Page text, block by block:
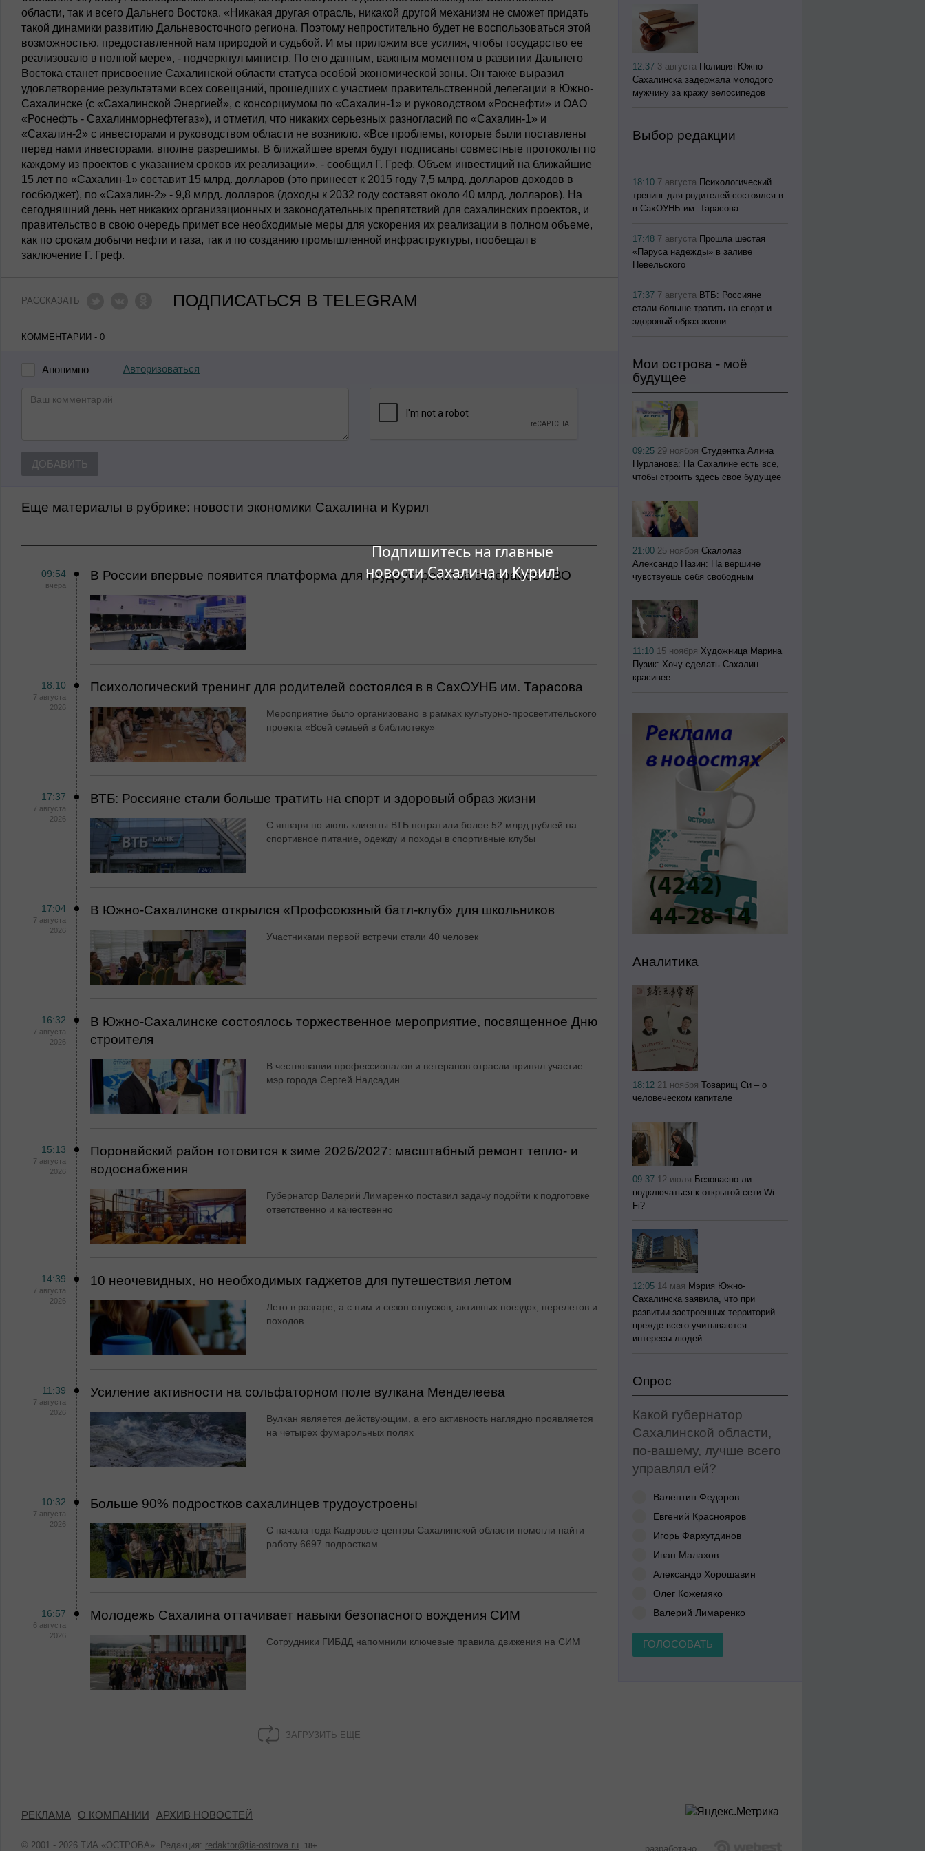
Подпишитесь на главные
новости Сахалина и Курил!
области, так и всего Дальнего Востока. «Никакая другая отрасль, никакой другой механизм не сможет придать
такой динамики развитию Дальневосточного региона. Поэтому непростительно будет не воспользоваться этой
возможностью, предоставленной нам природой и судьбой. И мы приложим все усилия, чтобы государство ее
реализовало в полной мере», - подчеркнул министр. По его данным, важным моментом в развитии Дальнего
Востока станет присвоение Сахалинской области статуса особой экономической зоны. Он также выразил
удовлетворение результатами всех совещаний, прошедших с участием правительственной делегации в Южно-
Сахалинске (с «Сахалинской Энергией», с консорциумом по «Сахалин-1» и руководством «Роснефти» и ОАО
«Роснефть - Сахалинморнефтегаз»), и отметил, что никаких серьезных разногласий по «Сахалин-1» и
«Сахалин-2» с инвесторами и руководством области не возникло. «Все проблемы, которые были поставлены
перед нами инвесторами, вполне разрешимы. В ближайшее время будут подписаны совместные протоколы по
каждому из проектов с указанием сроков их реализации», - сообщил Г. Греф. Объем инвестиций на ближайшие
15 лет по «Сахалин-1» составит 15 млрд. долларов (это принесет к 2015 году 7,5 млрд. долларов доходов в
госбюджет), по «Сахалин-2» - 9,8 млрд. долларов (доходы к 2032 году составят около 40 млрд. долларов). На
сегодняшний день нет никаких организационных и законодательных препятствий для сахалинских проектов, и
правительство в свою очередь примет все необходимые меры для ускорения их реализации в полном объеме,
как по срокам добычи нефти и газа, так и по созданию промышленной инфраструктуры, пообещал в
заключение Г. Греф.
РАССКАЗАТЬ ПОДПИСАТЬСЯ В TELEGRAM
КОММЕНТАРИИ - 0
Анонимно Авторизоваться
ДОБАВИТЬ
Еще материалы в рубрике: Новости экономики Сахалина и Курил
09:54
вчера
В России впервые появится платформа для трудоустройства ветеранов СВО
18:10
7 августа
2026
Психологический тренинг для родителей состоялся в в СахОУНБ им. Тарасова
Мероприятие было организовано в рамках культурно-просветительского
проекта «Всей семьёй в библиотеку»
17:37
7 августа
2026
ВТБ: Россияне стали больше тратить на спорт и здоровый образ жизни
С января по июль клиенты ВТБ потратили более 52 млрд рублей на
спортивное питание, одежду и походы в спортивные клубы
17:04
7 августа
2026
В Южно-Сахалинске открылся «Профсоюзный батл-клуб» для школьников
Участниками первой встречи стали 40 человек
16:32
7 августа
2026
В Южно-Сахалинске состоялось торжественное мероприятие, посвященное Дню
строителя
В чествовании профессионалов и ветеранов отрасли принял участие
мэр города Сергей Надсадин
15:13
7 августа
2026
Поронайский район готовится к зиме 2026/2027: масштабный ремонт тепло- и
водоснабжения
Губернатор Валерий Лимаренко поставил задачу подойти к подготовке
ответственно и качественно
14:39
7 августа
2026
10 неочевидных, но необходимых гаджетов для путешествия летом
Лето в разгаре, а с ним и сезон отпусков, активных поездок, перелетов и
походов
11:39
7 августа
2026
Усиление активности на сольфаторном поле вулкана Менделеева
Вулкан является действующим, а его активность наглядно проявляется
на четырех фумарольных полях
10:32
7 августа
2026
Больше 90% подростков сахалинцев трудоустроены
С начала года Кадровые центры Сахалинской области помогли найти
работу 6697 подросткам
16:57
6 августа
2026
Молодежь Сахалина оттачивает навыки безопасного вождения СИМ
Сотрудники ГИБДД напомнили ключевые правила движения на СИМ
ЗАГРУЗИТЬ ЕЩЕ
12:37 3 августа Полиция Южно-
Сахалинска задержала молодого
мужчину за кражу велосипедов
Выбор редакции
18:10 7 августа Психологический
тренинг для родителей состоялся в
в СахОУНБ им. Тарасова
17:48 7 августа Прошла шестая
«Паруса надежды» в заливе
Невельского
17:37 7 августа ВТБ: Россияне
стали больше тратить на спорт и
здоровый образ жизни
Мои острова - моё
будущее
09:25 29 ноября Студентка Алина
Нурланова: На Сахалине есть все,
чтобы строить здесь свое будущее
21:00 25 ноября Скалолаз
Александр Назин: На вершине
чувствуешь себя свободным
11:10 15 ноября Художница Марина
Пузик: Хочу сделать Сахалин
красивее
Аналитика
18:12 21 ноября Товарищ Си – о
человеческом капитале
09:37 12 июля Безопасно ли
подключаться к открытой сети Wi-
Fi?
12:05 14 мая Мэрия Южно-
Сахалинска заявила, что при
развитии застроенных территорий
прежде всего учитываются
интересы людей
Опрос
Какой губернатор
Сахалинской области,
по-вашему, лучше всего
управлял ей?
Валентин Федоров
Евгений Краснояров
Игорь Фархутдинов
Иван Малахов
Александр Хорошавин
Олег Кожемяко
Валерий Лимаренко
ГОЛОСОВАТЬ
РЕКЛАМА О КОМПАНИИ АРХИВ НОВОСТЕЙ
© 2001 - 2026 ТИА «ОСТРОВА». Редакция: redaktor@tia-ostrova.ru. 18+ разработано